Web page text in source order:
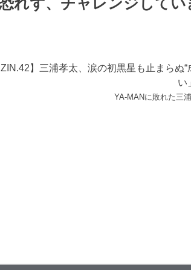
れず、チャレンジしてい
YA-MANに敗れた三